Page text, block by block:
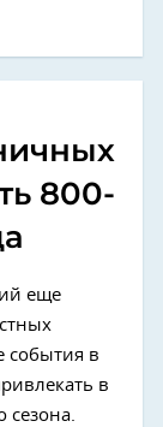
800-
еще
события в
в
сезона.